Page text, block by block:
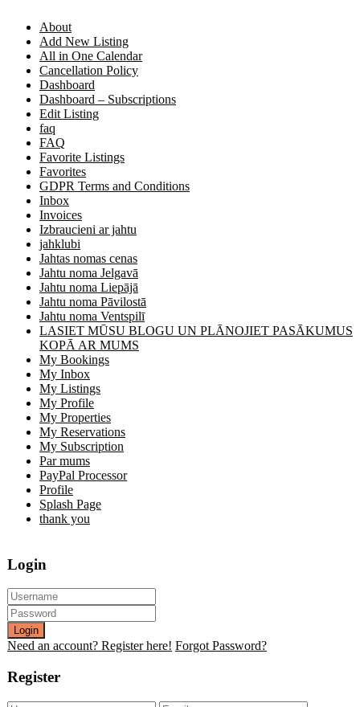
About
Add New Listing
All in One Calendar
Cancellation Policy
Dashboard
Dashboard – Subscriptions
Edit Listing
faq
FAQ
Favorite Listings
Favorites
GDPR Terms and Conditions
Inbox
Invoices
Izbraucieni ar jahtu
jahklubi
Jahtas nomas cenas
Jahtu noma Jelgavā
Jahtu noma Liepājā
Jahtu noma Pāvilostā
Jahtu noma Ventspilī
LASIET MŪSU BLOGU UN PLĀNOJIET PASĀKUMUS
KOPĀ AR MUMS
My Bookings
My Inbox
My Listings
My Profile
My Properties
My Reservations
My Subscription
Par mums
PayPal Processor
Profile
Splash Page
thank you
Login
Login
Need an account? Register here! Forgot Password?
Register